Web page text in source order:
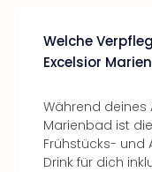
Welche
Excelsior
Während deines
Marienbad ist
Frühstücks- und
Drink für dich